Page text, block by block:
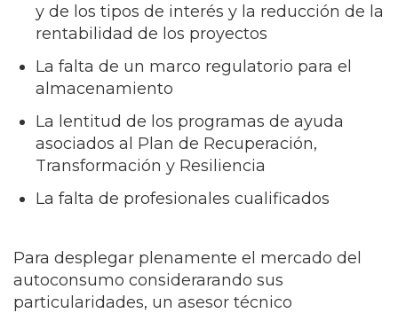
y de los tipos de interés y la reducción de la
rentabilidad de los proyectos
La falta de un marco regulatorio para el
almacenamiento
La lentitud de los programas de ayuda
asociados al Plan de Recuperación,
Transformación y Resiliencia
La falta de profesionales cualificados
Para desplegar plenamente el mercado del
autoconsumo considerarando sus
particularidades, un asesor técnico